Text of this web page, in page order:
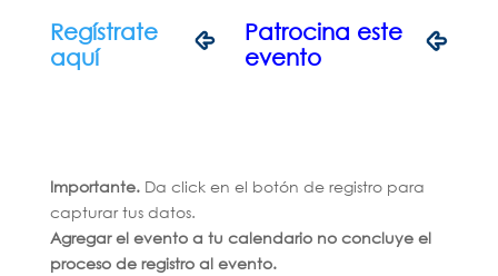
Regístrate
aquí
Patrocina este
evento
Importante.Da click en el botón de registro para
capturar tus datos.
Agregar el evento a tu calendario no concluye el
proceso de registro al evento.